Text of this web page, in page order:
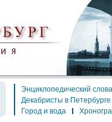
Энциклопедический
Декабристы в Петербурге
Город и вода